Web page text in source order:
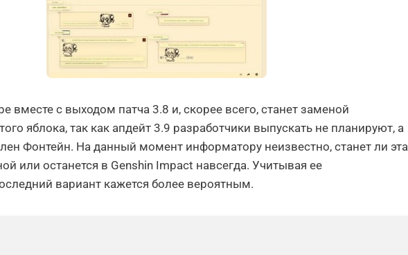
вместе с выходом патча 3.8 и, скорее всего, станет заменой
яблока, так как апдейт 3.9 разработчики выпускать не планируют, а
Фонтейн. На данный момент информатору неизвестно, станет ли эта
или останется в Genshin Impact навсегда. Учитывая ее
вариант кажется более вероятным.